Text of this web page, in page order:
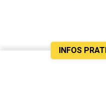
INFOS